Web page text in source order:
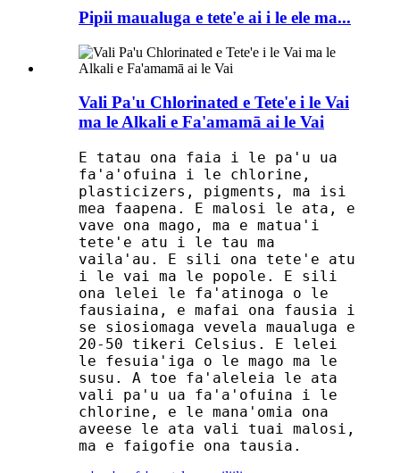
Pipii maualuga e tete'e ai i le ele ma...
Vali Pa'u Chlorinated e Tete'e i le Vai
ma le Alkali e Fa'amamā ai le Vai
E tatau ona faia i le pa'u ua
fa'a'ofuina i le chlorine,
plasticizers, pigments, ma isi
mea faapena. E malosi le ata, e
vave ona mago, ma e matua'i
tete'e atu i le tau ma
vaila'au. E sili ona tete'e atu
i le vai ma le popole. E sili
ona lelei le fa'atinoga o le
fausiaina, e mafai ona fausia i
se siosiomaga vevela maualuga e
20-50 tikeri Celsius. E lelei
le fesuia'iga o le mago ma le
susu. A toe fa'aleleia le ata
vali pa'u ua fa'a'ofuina i le
chlorine, e le mana'omia ona
aveese le ata vali tuai malosi,
ma e faigofie ona tausia.